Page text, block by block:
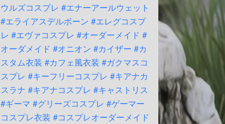
ウルズコスプレ #エナーアールウェット
#エライアスデルボーン #エレグコスプ
レ #エヴァコスプレ #オーダーメイド #
オーダメイド #オニオン #カイザー #カ
スタム衣装 #カフェ風衣装 #ガクマスコ
スプレ #キーフリーコスプレ #キアナカ
スラナ #キアナコスプレ #キャストリス
#ギーマ #グリーズコスプレ #ゲーマー
コスプレ衣装 #コスプレオーダーメイド